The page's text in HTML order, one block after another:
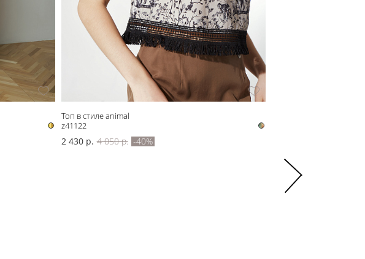
Топ в стиле animal
z41122
2 430 р. 4 050 р. -40%